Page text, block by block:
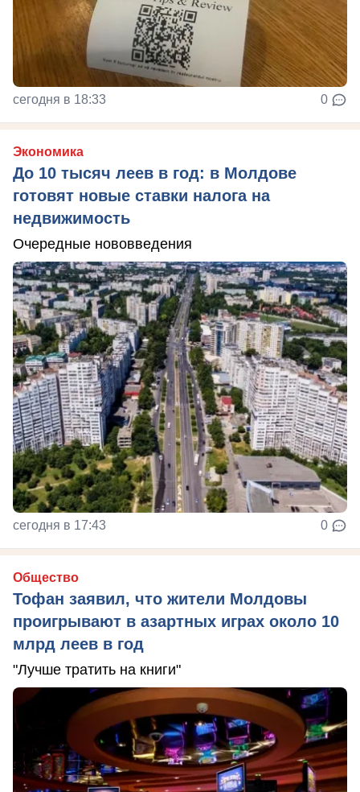
сегодня в 18:33 0
Экономика
До 10 тысяч леев в год: в Молдове
готовят новые ставки налога на
недвижимость
Очередные нововведения
сегодня в 17:43 0
Общество
Тофан заявил, что жители Молдовы
проигрывают в азартных играх около 10
млрд леев в год
"Лучше тратить на книги"